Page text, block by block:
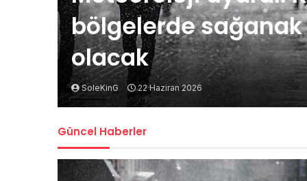
bölgelerde
olacak
SoleKinG 22 Haziran 2026
Güncel Haberler